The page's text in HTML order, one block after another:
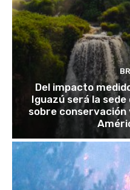
Del impacto
Iguazú será la sede
sobre